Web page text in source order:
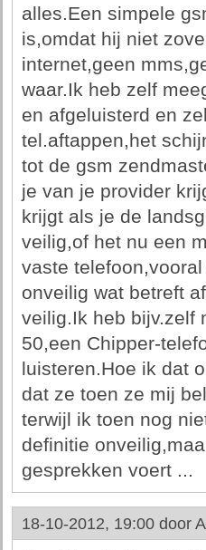
alles.Een simpele
is,omdat hij niet
internet,geen
waar.Ik heb zelf
en afgeluisterd en
tel.aftappen,het
tot de gsm
je van je provider
krijgt als je de
veilig,of het nu een
vaste
onveilig wat betreft
veilig.Ik heb bijv.zelf
50,een Chipper-
luisteren.Hoe ik dat
dat ze toen ze mij
terwijl ik toen nog
definitie
gesprekken voert ...
18-10-2012, 19:00 door